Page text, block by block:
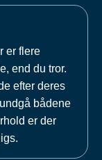
er flere
end du tror.
efter deres
bådene
er der